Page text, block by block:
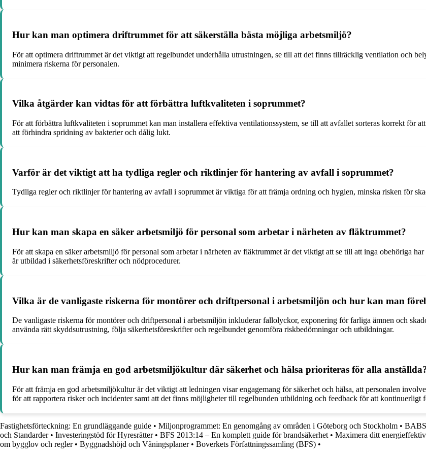
Hur kan man optimera driftrummet för att säkerställa bästa möjliga arbetsmiljö?
För att optimera driftrummet är det viktigt att regelbundet underhålla utrustningen, se till att det finns tillräcklig ventilation och
minimera riskerna för personalen.
Vilka åtgärder kan vidtas för att förbättra luftkvaliteten i soprummet?
För att förbättra luftkvaliteten i soprummet kan man installera effektiva ventilationssystem, se till att avfallet sorteras korrekt för
att förhindra spridning av bakterier och dålig lukt.
Varför är det viktigt att ha tydliga regler och riktlinjer för hantering av avfall i soprummet?
Tydliga regler och riktlinjer för hantering av avfall i soprummet är viktiga för att främja ordning och hygien, minska risken för
Hur kan man skapa en säker arbetsmiljö för personal som arbetar i närheten av fläktrummet?
För att skapa en säker arbetsmiljö för personal som arbetar i närheten av fläktrummet är det viktigt att se till att inga obehöriga
är utbildad i säkerhetsföreskrifter och nödprocedurer.
Vilka är de vanligaste riskerna för montörer och driftpersonal i arbetsmiljön och hur kan man
De vanligaste riskerna för montörer och driftpersonal i arbetsmiljön inkluderar fallolyckor, exponering för farliga ämnen och
använda rätt skyddsutrustning, följa säkerhetsföreskrifter och regelbundet genomföra riskbedömningar och utbildningar.
Hur kan man främja en god arbetsmiljökultur där säkerhet och hälsa prioriteras för alla
För att främja en god arbetsmiljökultur är det viktigt att ledningen visar engagemang för säkerhet och hälsa, att personalen
för att rapportera risker och incidenter samt att det finns möjligheter till regelbunden utbildning och feedback för att kontinuerligt
Fastighetsförteckning: En grundläggande guide • Miljonprogrammet: En genomgång av områden i Göteborg och Stockholm •
och Standarder• Investeringstöd för Hyresrätter• BFS 2013:14 – En komplett guide för brandsäkerhet • Maximera ditt
om bygglov och regler• Byggnadshöjd och Våningsplaner• Boverkets Författningssamling (BFS) •